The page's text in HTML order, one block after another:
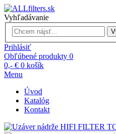
Vyhľadávanie
Prihlásiť
Obľúbené produkty 0
0,- € 0 košík
Menu
Úvod
Katalóg
Kontakt